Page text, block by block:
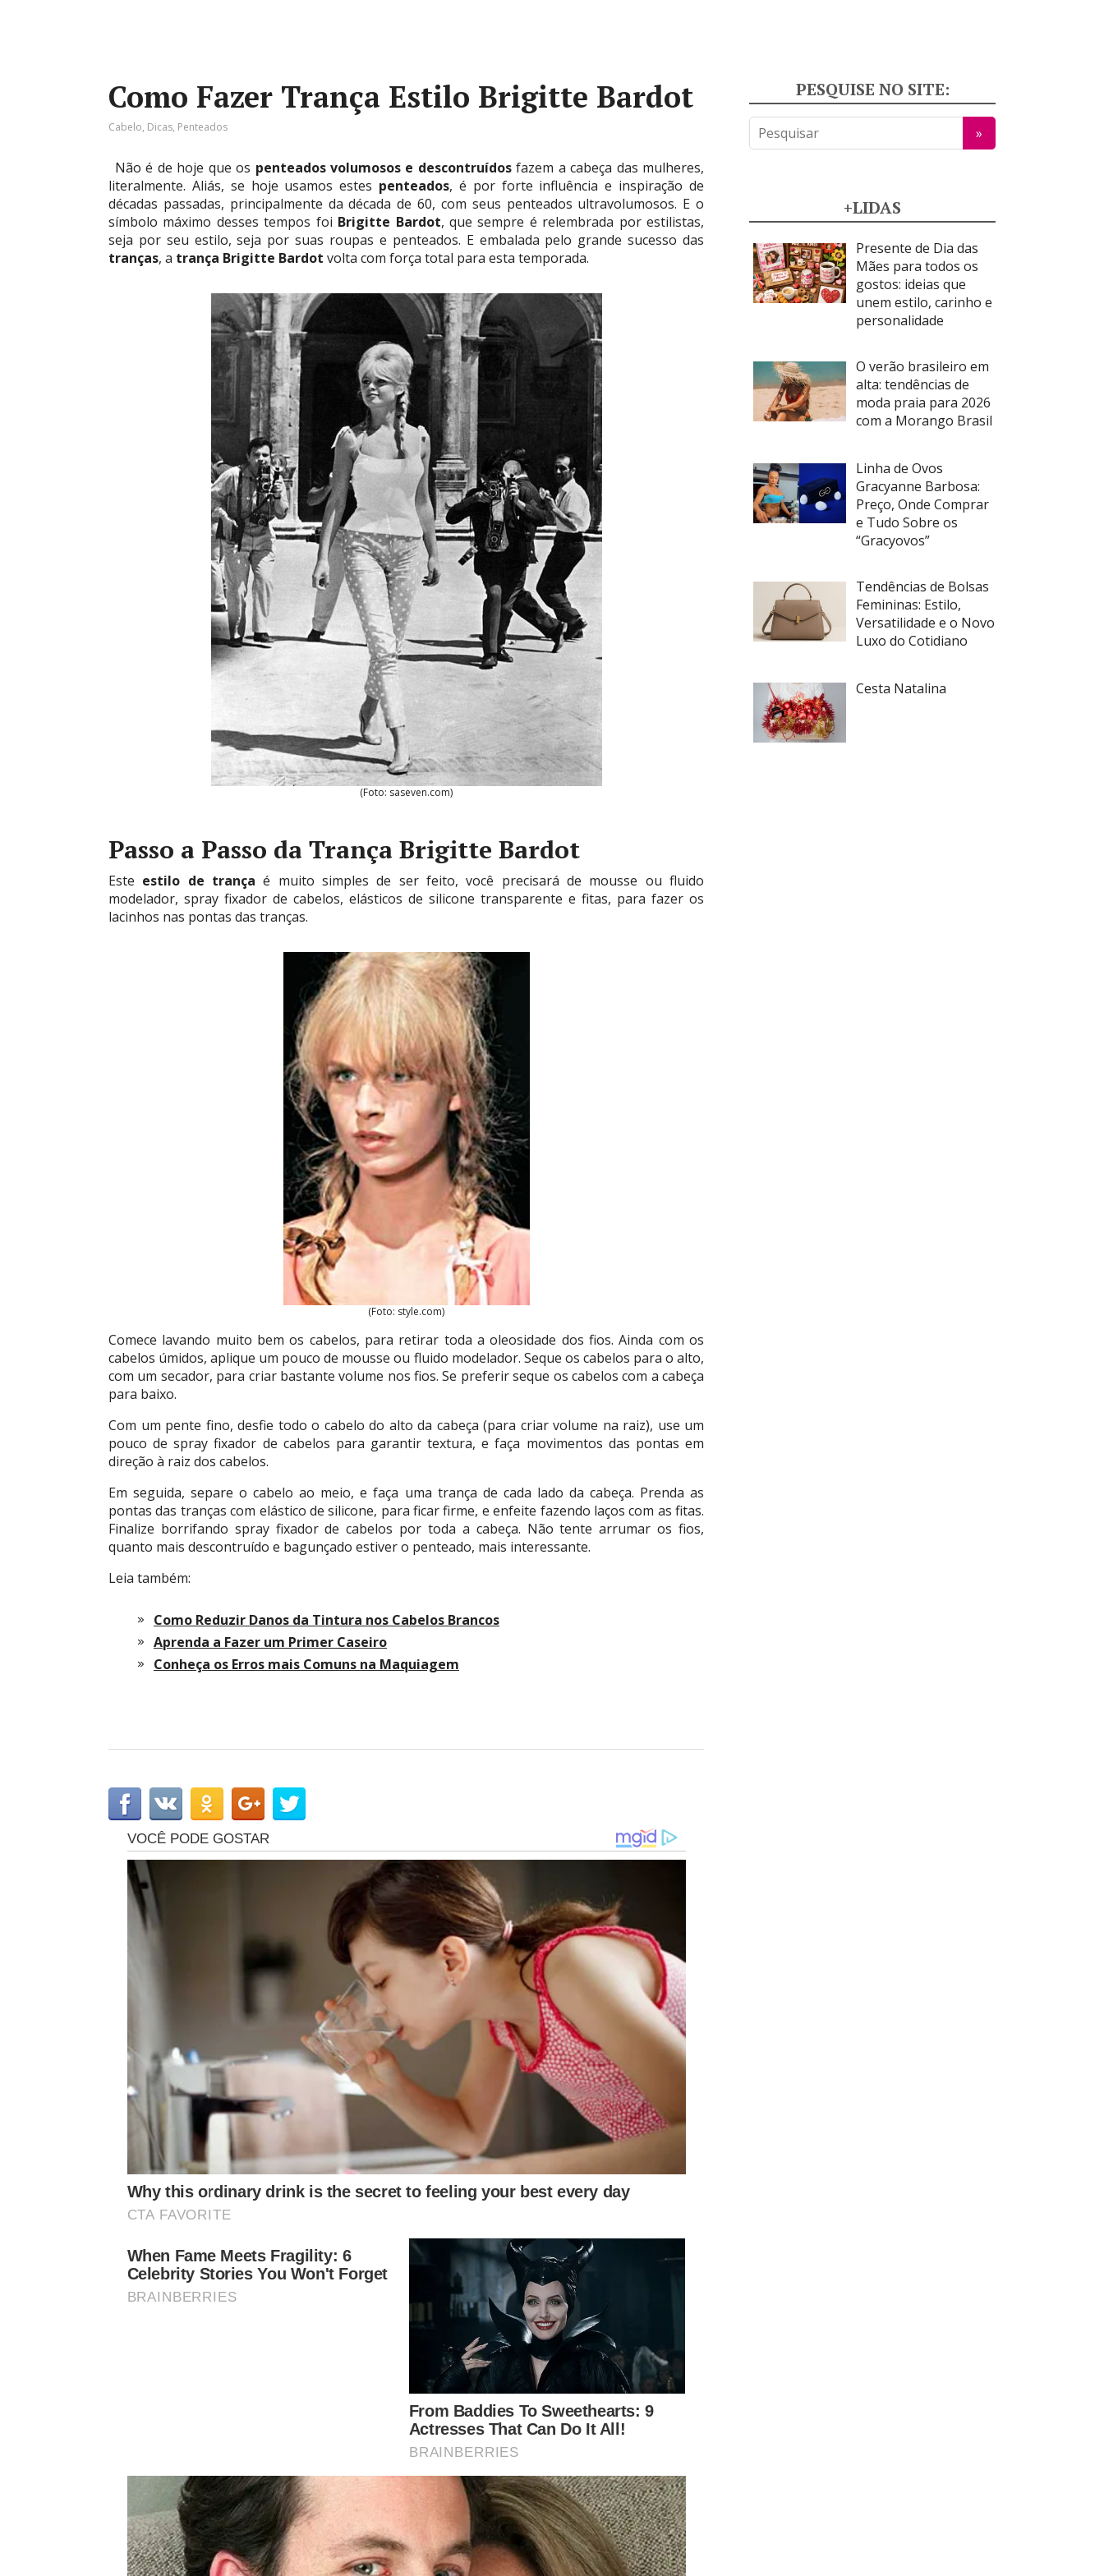
Como Fazer Trança Estilo Brigitte Bardot
Cabelo, Dicas, Penteados
Não é de hoje que os penteados volumosos e descontruídosfazem a cabeça das mulheres,
literalmente. Aliás, se hoje usamos estes penteados, é por forte influência e inspiração de
décadas passadas, principalmente da década de 60, com seus penteados ultravolumosos. E o
símbolo máximo desses tempos foi Brigitte Bardot, que sempre é relembrada por estilistas,
seja por seu estilo, seja por suas roupas e penteados. E embalada pelo grande sucesso das
tranças, a trança Brigitte Bardot volta com força total para esta temporada.
(Foto: saseven.com)
Passo a Passo da Trança Brigitte Bardot
Este estilo de trança é muito simples de ser feito, você precisará de mousse ou fluido
modelador, spray fixador de cabelos, elásticos de silicone transparente e fitas, para fazer os
lacinhos nas pontas das tranças.
(Foto: style.com)
Comece lavando muito bem os cabelos, para retirar toda a oleosidade dos fios. Ainda com os
cabelos úmidos, aplique um pouco de mousse ou fluido modelador. Seque os cabelos para o alto,
com um secador, para criar bastante volume nos fios. Se preferir seque os cabelos com a cabeça
para baixo.
Com um pente fino, desfie todo o cabelo do alto da cabeça (para criar volume na raiz), use um
pouco de spray fixador de cabelos para garantir textura, e faça movimentos das pontas em
direção à raiz dos cabelos.
Em seguida, separe o cabelo ao meio, e faça uma trança de cada lado da cabeça. Prenda as
pontas das tranças com elástico de silicone, para ficar firme, e enfeite fazendo laços com as fitas.
Finalize borrifando spray fixador de cabelos por toda a cabeça. Não tente arrumar os fios,
quanto mais descontruído e bagunçado estiver o penteado, mais interessante.
Leia também:
Como Reduzir Danos da Tintura nos Cabelos Brancos
Aprenda a Fazer um Primer Caseiro
Conheça os Erros mais Comuns na Maquiagem
PESQUISE NO SITE:
+LIDAS
Presente de Dia das
Mães para todos os
gostos: ideias que
unem estilo, carinho e
personalidade
O verão brasileiro em
alta: tendências de
moda praia para 2026
com a Morango Brasil
Linha de Ovos
Gracyanne Barbosa:
Preço, Onde Comprar
e Tudo Sobre os
“Gracyovos”
Tendências de Bolsas
Femininas: Estilo,
Versatilidade e o Novo
Luxo do Cotidiano
Cesta Natalina